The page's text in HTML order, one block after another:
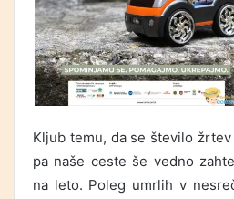
Kljub temu, da se število
pa naše ceste še vedno
na leto. Poleg umrlih v